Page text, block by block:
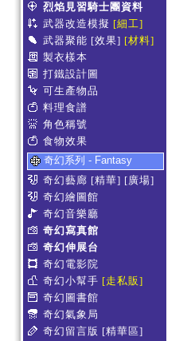
烈焰見習騎士團資料
武器改造模擬 [細工]
武器聚能 [效果] [材料]
製衣樣本
打鐵設計圖
可生產物品
料理食譜
角色稱號
食物效果
奇幻系列 - Fantasy
奇幻藝廊 [精華] [廣場]
奇幻繪圖館
奇幻音樂廳
奇幻寫真館
奇幻伸展台
奇幻電影院
奇幻小幫手 [走私販]
奇幻圖書館
奇幻氣象局
奇幻留言版 [精華區]